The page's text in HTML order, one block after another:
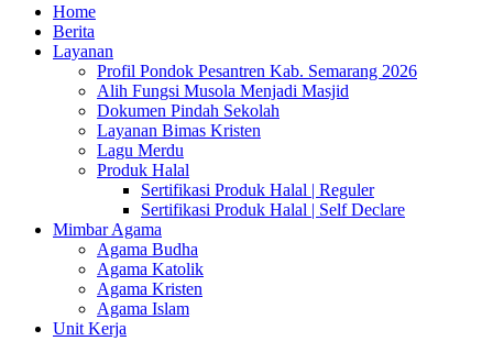
Home
Berita
Layanan
Profil Pondok Pesantren Kab. Semarang 2026
Alih Fungsi Musola Menjadi Masjid
Dokumen Pindah Sekolah
Layanan Bimas Kristen
Lagu Merdu
Produk Halal
Sertifikasi Produk Halal | Reguler
Sertifikasi Produk Halal | Self Declare
Mimbar Agama
Agama Budha
Agama Katolik
Agama Kristen
Agama Islam
Unit Kerja